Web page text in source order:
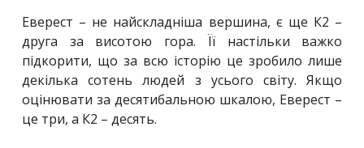
Еверест – не найскладніша вершина, є ще К2 –
друга за висотою гора. Її настільки важко
підкорити, що за всю історію це зробило лише
декілька сотень людей з усього світу. Якщо
оцінювати за десятибальною шкалою, Еверест –
це три, а К2 – десять.